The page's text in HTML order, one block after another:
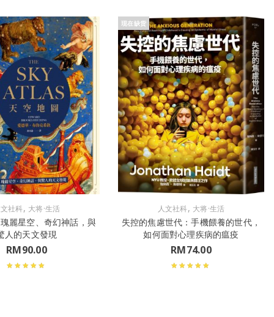
社科, 大将·生活
麗星空、奇幻神話，與
人的天文發現
RM90.00
现在缺货
人文社科, 大将·生活
失控的焦慮世代：手機餵養的世代，
如何面對心理疾病的瘟疫
RM74.00